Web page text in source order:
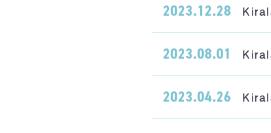
2023.12.28
2023.08.01
2023.04.26